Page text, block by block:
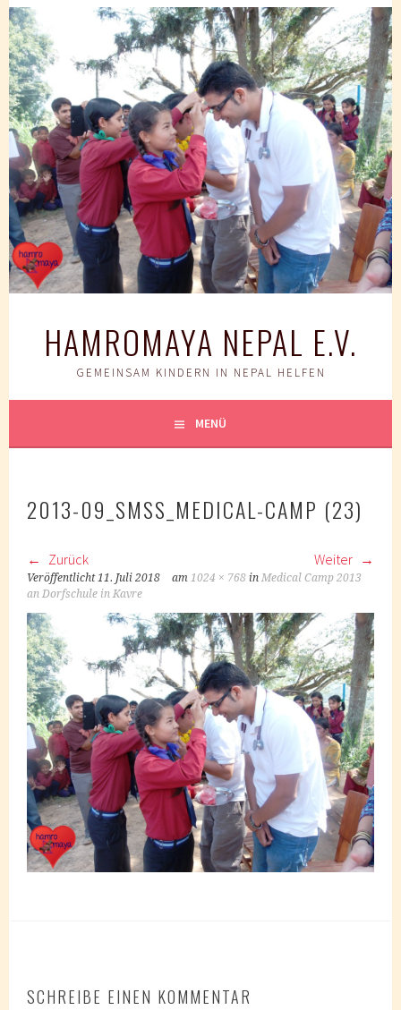
Springe
zum
Inhalt
HAMROMAYA NEPAL E.V.
GEMEINSAM KINDERN IN NEPAL HELFEN
MENÜ
2013-09_SMSS_MEDICAL-CAMP (23)
Zurück Weiter
Veröffentlicht11. Juli 2018 am1024 × 768 inMedical Camp 2013
an Dorfschule in Kavre
SCHREIBE EINEN KOMMENTAR